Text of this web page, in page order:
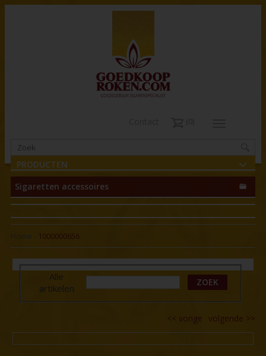
PRODUCTEN
Sigaretten accessoires
1000000656
Alle
artikelen
ZOEK
volgende >>
<< vorige